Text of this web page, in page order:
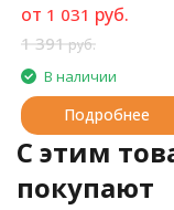
от 1 031 руб.
1 391руб.
В наличии
Подробнее
C этим
покупают